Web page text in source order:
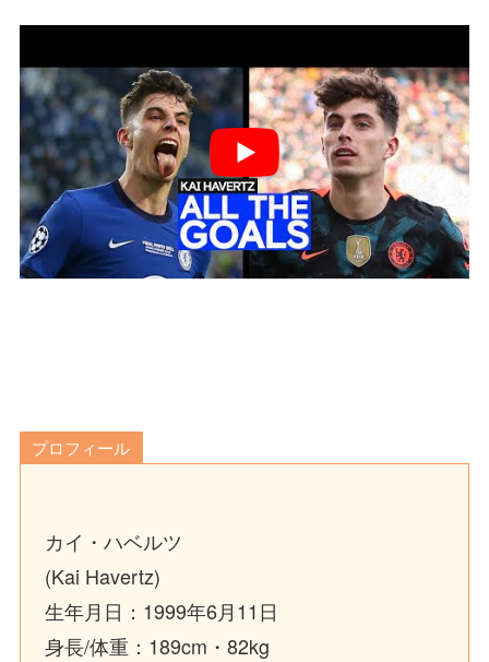
プロフィール
カイ・ハベルツ
(Kai Havertz)
生年月日：1999年6月11日
身長/体重：189cm・82kg